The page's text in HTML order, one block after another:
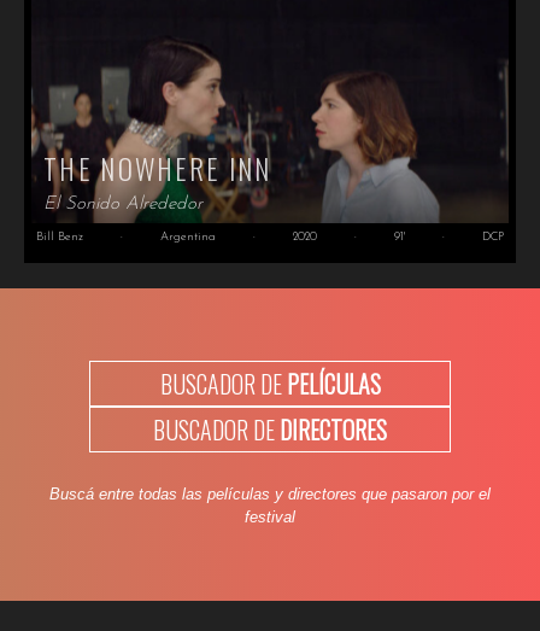
THE NOWHERE INN
El Sonido Alrededor
Bill Benz · Argentina · 2020 · 91' · DCP
BUSCADOR DEPELÍCULAS
BUSCADOR DEDIRECTORES
Buscá entre todas las películas y directores que pasaron por el
festival